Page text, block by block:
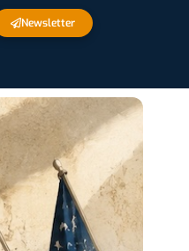
Newsletter